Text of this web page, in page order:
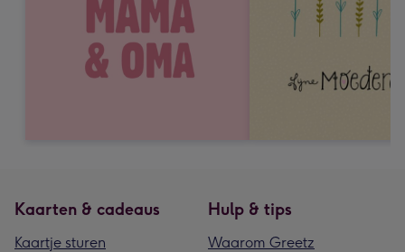
Kaarten & cadeaus
Kaartje sturen
Hulp & tips
Waarom Greetz